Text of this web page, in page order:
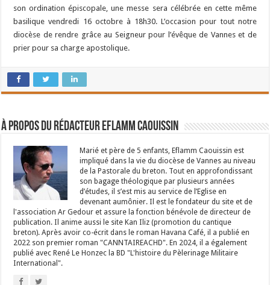
son ordination épiscopale, une messe sera célébrée en cette même
basilique vendredi 16 octobre à 18h30. L’occasion pour tout notre
diocèse de rendre grâce au Seigneur pour l’évêque de Vannes et de
prier pour sa charge apostolique.
À propos du rédacteur Eflamm Caouissin
Marié et père de 5 enfants, Eflamm Caouissin est
impliqué dans la vie du diocèse de Vannes au niveau
de la Pastorale du breton. Tout en approfondissant
son bagage théologique par plusieurs années
d’études, il s’est mis au service de l’Eglise en
devenant aumônier. Il est le fondateur du site et de
l'association Ar Gedour et assure la fonction bénévole de directeur de
publication. Il anime aussi le site Kan Iliz (promotion du cantique
breton). Après avoir co-écrit dans le roman Havana Café, il a publié en
2022 son premier roman "CANNTAIREACHD". En 2024, il a également
publié avec René Le Honzec la BD "L'histoire du Pèlerinage Militaire
International".